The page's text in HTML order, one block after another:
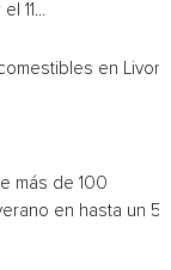
11...
en
más de 100
en hasta un